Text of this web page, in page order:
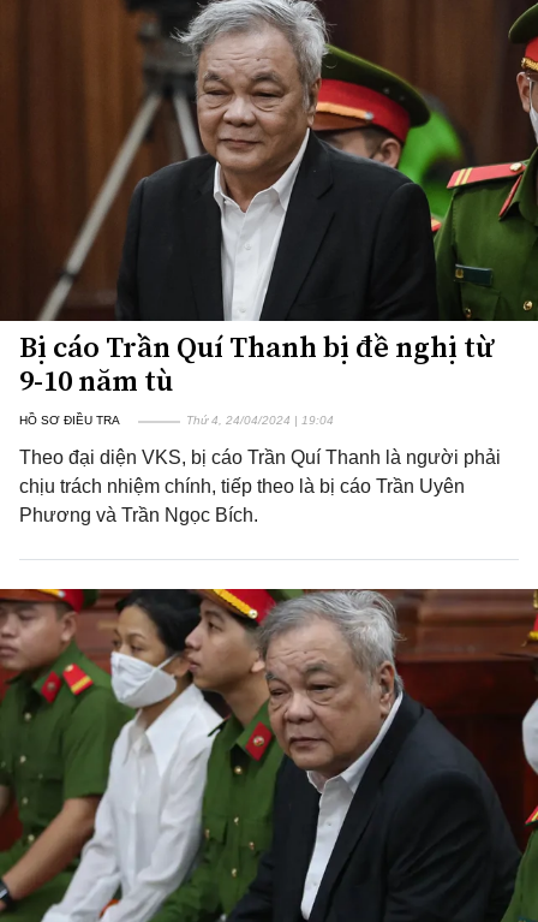
Bị cáo Trần Quí Thanh bị đề nghị từ
9-10 năm tù
HỒ SƠ ĐIỀU TRA Thứ 4, 24/04/2024 | 19:04
Theo đại diện VKS, bị cáo Trần Quí Thanh là người phải
chịu trách nhiệm chính, tiếp theo là bị cáo Trần Uyên
Phương và Trần Ngọc Bích.